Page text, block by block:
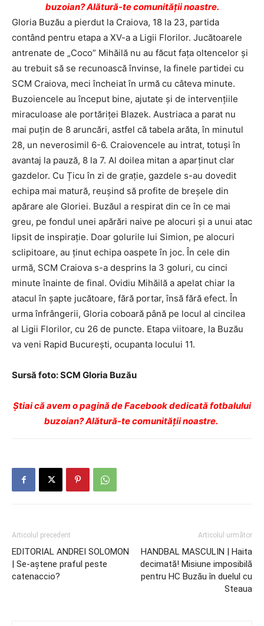
buzoian? Alătură-te comunității noastre.
Gloria Buzău a pierdut la Craiova, 18 la 23, partida
contând pentru etapa a XV-a a Ligii Florilor. Jucătoarele
antrenate de „Coco” Mihăilă nu au făcut faţa oltencelor şi
au trebuit să se recunoască învinse, la finele partidei cu
SCM Craiova, meci încheiat în urmă cu câteva minute.
Buzoiencele au început bine, ajutate și de intervențiile
miraculoase ale portăriței Blazek. Austriaca a parat nu
mai puțin de 8 aruncări, astfel că tabela arăta, în minutul
28, un neverosimil 6-6. Craiovencele au intrat, totuși în
avantaj la pauză, 8 la 7. Al doilea mitan a aparținut clar
gazdelor. Cu Țicu în zi de grație, gazdele s-au dovedit
echipa mai matură, reușind să profite de breșele din
apărare ale Gloriei. Buzăul a respirat din ce în ce mai
greu, pe fondul unei apărări naive pe alocuri și a unui atac
lipsit de inspirație. Doar golurile lui Simion, pe alocuri
sclipitoare, au ținut echipa oaspete în joc. În cele din
urmă, SCM Craiova s-a desprins la 3 goluri, cu cinci
minute înainte de final. Ovidiu Mihăilă a apelat chiar la
atacul în șapte jucătoare, fără portar, însă fără efect. În
urma înfrângerii, Gloria coboară până pe locul al cincilea
al Ligii Florilor, cu 26 de puncte. Etapa viitoare, la Buzău
va veni Rapid București, ocupanta locului 11.
Sursă foto: SCM Gloria Buzău
Ştiai că avem o pagină de Facebook dedicată fotbalului
buzoian? Alătură-te comunității noastre.
Articolul precedent
EDITORIAL ANDREI SOLOMON
| Se-aștene praful peste
catenaccio?
Articolul următor
HANDBAL MASCULIN | Haita
decimată! Misiune imposibilă
pentru HC Buzău în duelul cu
Steaua